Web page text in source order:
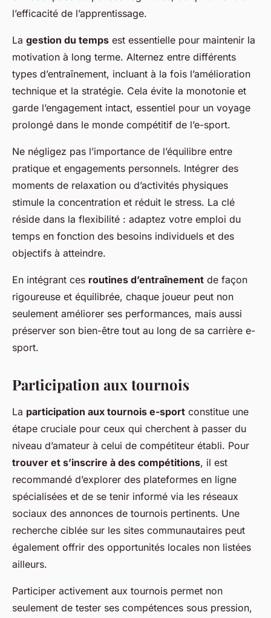
l’efficacité de l’apprentissage.
La gestion du temps est essentielle pour maintenir la
motivation à long terme. Alternez entre différents
types d’entraînement, incluant à la fois l’amélioration
technique et la stratégie. Cela évite la monotonie et
garde l’engagement intact, essentiel pour un voyage
prolongé dans le monde compétitif de l’e-sport.
Ne négligez pas l’importance de l’équilibre entre
pratique et engagements personnels. Intégrer des
moments de relaxation ou d’activités physiques
stimule la concentration et réduit le stress. La clé
réside dans la flexibilité : adaptez votre emploi du
temps en fonction des besoins individuels et des
objectifs à atteindre.
En intégrant ces routines d’entraînement de façon
rigoureuse et équilibrée, chaque joueur peut non
seulement améliorer ses performances, mais aussi
préserver son bien-être tout au long de sa carrière e-
sport.
Participation aux tournois
La participation aux tournois e-sport constitue une
étape cruciale pour ceux qui cherchent à passer du
niveau d’amateur à celui de compétiteur établi. Pour
trouver et s’inscrire à des compétitions, il est
recommandé d’explorer des plateformes en ligne
spécialisées et de se tenir informé via les réseaux
sociaux des annonces de tournois pertinents. Une
recherche ciblée sur les sites communautaires peut
également offrir des opportunités locales non listées
ailleurs.
Participer activement aux tournois permet non
seulement de tester ses compétences sous pression,